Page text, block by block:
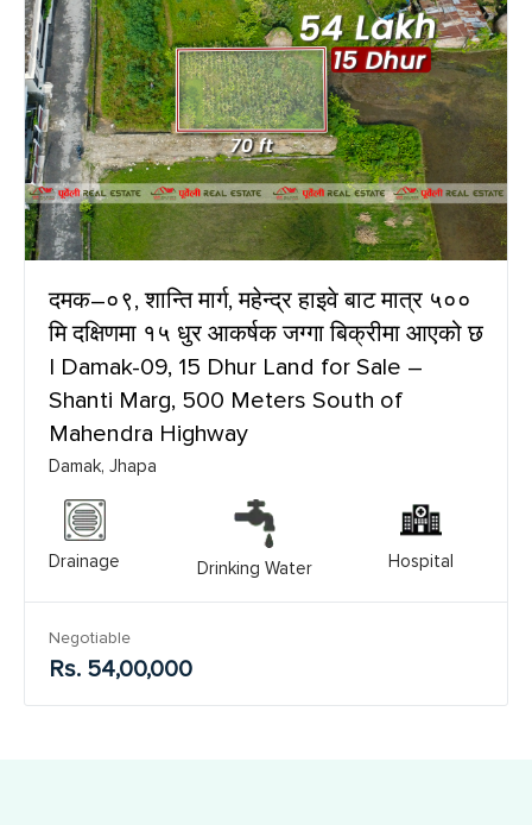
दमक–०९, शान्ति मार्ग, महेन्द्र हाइवे बाट मात्र ५००
मि दक्षिणमा १५ धुर आकर्षक जग्गा बिक्रीमा आएको छ
| Damak-09, 15 Dhur Land for Sale –
Shanti Marg, 500 Meters South of
Mahendra Highway
Damak, Jhapa
Drainage Drinking Water Hospital
Negotiable
Rs. 54,00,000